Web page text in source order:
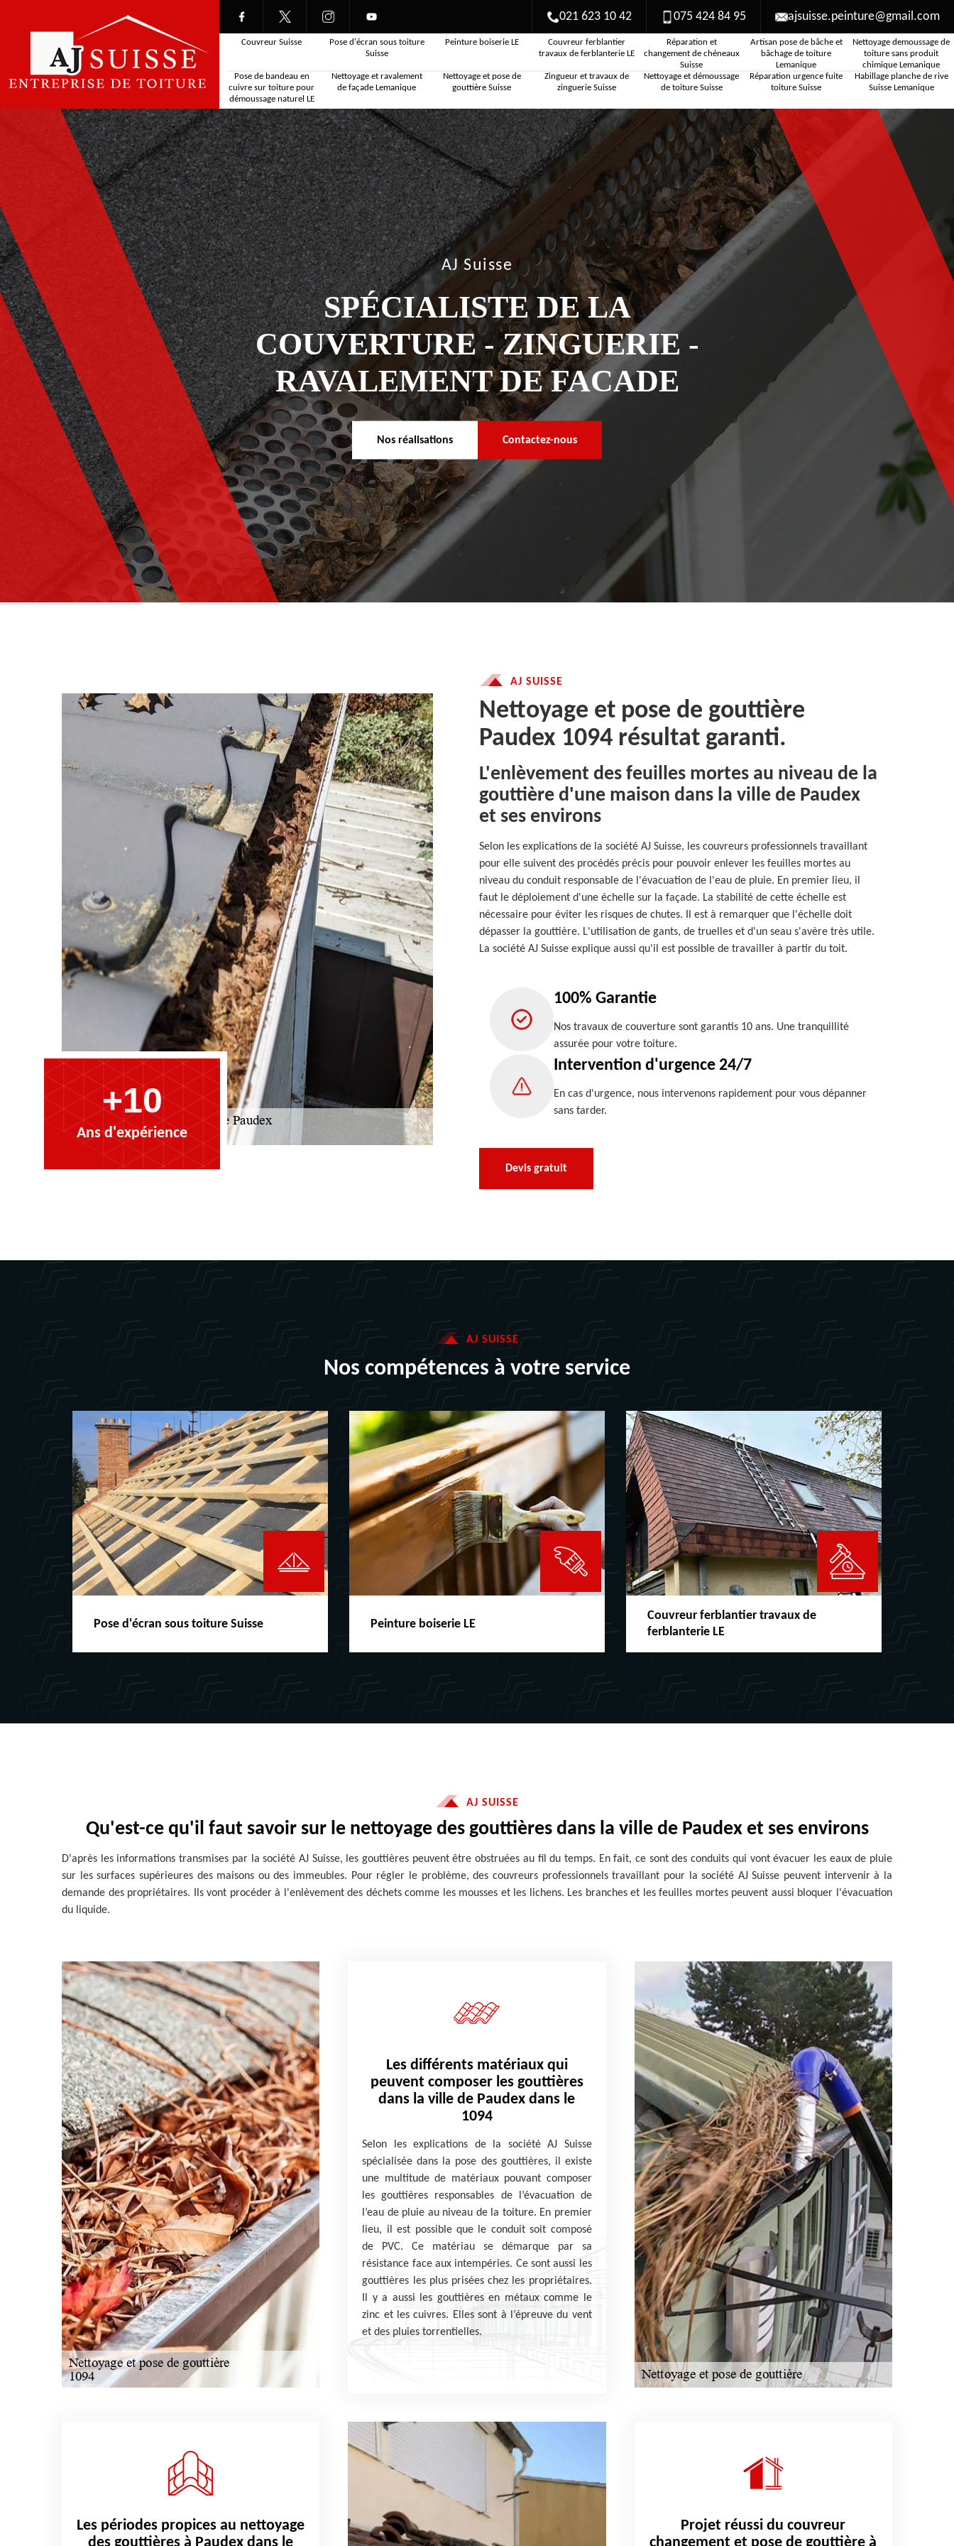
021 623 10 42 075 424 84 95 ajsuisse.peinture@gmail.com
Couvreur Suisse
Pose d'écran sous toiture
Suisse
Peinture boiserie LE
Couvreur ferblantier
travaux de ferblanterie LE
Réparation et
changement de chéneaux
Suisse
Artisan pose de bâche et
bâchage de toiture
Lemanique
Nettoyage demoussage de
toiture sans produit
chimique Lemanique
Pose de bandeau en
cuivre sur toiture pour
démoussage naturel LE
Nettoyage et ravalement
de façade Lemanique
Nettoyage et pose de
gouttière Suisse
Zingueur et travaux de
zinguerie Suisse
Nettoyage et démoussage
de toiture Suisse
Réparation urgence fuite
toiture Suisse
Habillage planche de rive
Suisse Lemanique
AJ Suisse
SPÉCIALISTE DE LA
COUVERTURE - ZINGUERIE -
RAVALEMENT DE FACADE
Nos réalisations Contactez-nous
+10
Ans d'expérience
AJ SUISSE
Nettoyage et pose de gouttière
Paudex 1094 résultat garanti.
L'enlèvement des feuilles mortes au niveau de la
gouttière d'une maison dans la ville de Paudex
et ses environs
Selon les explications de la société AJ Suisse, les couvreurs professionnels travaillant
pour elle suivent des procédés précis pour pouvoir enlever les feuilles mortes au
niveau du conduit responsable de l'évacuation de l'eau de pluie. En premier lieu, il
faut le déploiement d'une échelle sur la façade. La stabilité de cette échelle est
nécessaire pour éviter les risques de chutes. Il est à remarquer que l'échelle doit
dépasser la gouttière. L'utilisation de gants, de truelles et d'un seau s'avère très utile.
La société AJ Suisse explique aussi qu'il est possible de travailler à partir du toit.
100% Garantie
Nos travaux de couverture sont garantis 10 ans. Une tranquillité
assurée pour votre toiture.
Intervention d'urgence 24/7
En cas d'urgence, nous intervenons rapidement pour vous dépanner
sans tarder.
Devis gratuit
AJ SUISSE
Nos compétences à votre service
Pose d'écran sous toiture Suisse Peinture boiserie LE
Couvreur ferblantier travaux de
ferblanterie LE
AJ SUISSE
Qu'est-ce qu'il faut savoir sur le nettoyage des gouttières dans la ville de Paudex et ses environs
D'après les informations transmises par la société AJ Suisse, les gouttières peuvent être obstruées au fil du temps. En fait, ce sont des conduits qui vont évacuer les eaux de pluie
sur les surfaces supérieures des maisons ou des immeubles. Pour régler le problème, des couvreurs professionnels travaillant pour la société AJ Suisse peuvent intervenir à la
demande des propriétaires. Ils vont procéder à l'enlèvement des déchets comme les mousses et les lichens. Les branches et les feuilles mortes peuvent aussi bloquer l'évacuation
du liquide.
Les différents matériaux qui
peuvent composer les gouttières
dans la ville de Paudex dans le
1094
Selon les explications de la société AJ Suisse
spécialisée dans la pose des gouttières, il existe
une multitude de matériaux pouvant composer
les gouttières responsables de l’évacuation de
l’eau de pluie au niveau de la toiture. En premier
lieu, il est possible que le conduit soit composé
de PVC. Ce matériau se démarque par sa
résistance face aux intempéries. Ce sont aussi les
gouttières les plus prisées chez les propriétaires.
Il y a aussi les gouttières en métaux comme le
zinc et les cuivres. Elles sont à l’épreuve du vent
et des pluies torrentielles.
Les périodes propices au nettoyage
Projet réussi du couvreur